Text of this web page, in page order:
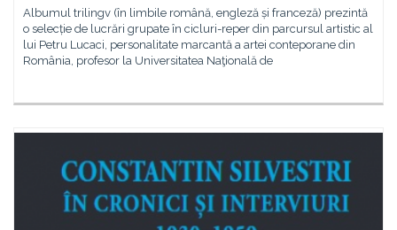
Albumul trilingv (în limbile română, engleză și franceză) prezintă
o selecție de lucrări grupate în cicluri-reper din parcursul artistic al
lui Petru Lucaci, personalitate marcantă a artei conteporane din
România, profesor la Universitatea Naţională de